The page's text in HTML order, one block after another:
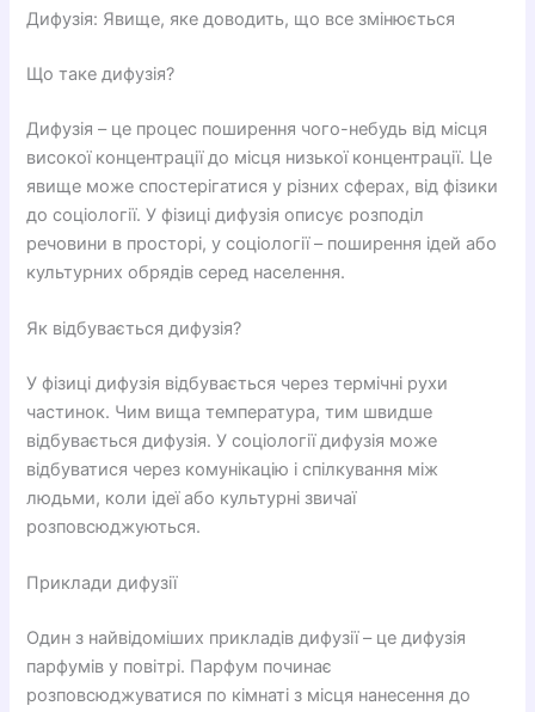
Дифузія: Явище, яке доводить, що все змінюється
Що таке дифузія?
Дифузія – це процес поширення чого-небудь від місця
високої концентрації до місця низької концентрації. Це
явище може спостерігатися у різних сферах, від фізики
до соціології. У фізиці дифузія описує розподіл
речовини в просторі, у соціології – поширення ідей або
культурних обрядів серед населення.
Як відбувається дифузія?
У фізиці дифузія відбувається через термічні рухи
частинок. Чим вища температура, тим швидше
відбувається дифузія. У соціології дифузія може
відбуватися через комунікацію і спілкування між
людьми, коли ідеї або культурні звичаї
розповсюджуються.
Приклади дифузії
Один з найвідоміших прикладів дифузії – це дифузія
парфумів у повітрі. Парфум починає
розповсюджуватися по кімнаті з місця нанесення до